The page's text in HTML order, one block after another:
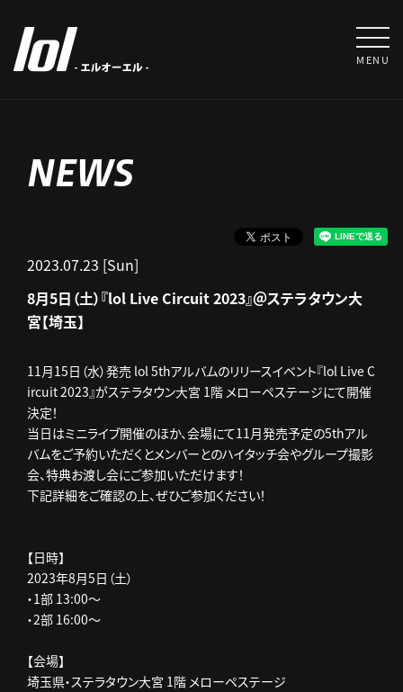
MENU
NEWS
2023.07.23 [Sun]
8月5日（土）『lol Live Circuit 2023』＠ステラタウン大
宮【埼玉】
11月15日（水）発売 lol 5thアルバムのリリースイベント『lol Live C
ircuit 2023』がステラタウン大宮 1階 メローペステージにて開催
決定！
当日はミニライブ開催のほか、会場にて11月発売予定の5thアル
バムをご予約いただくとメンバーとのハイタッチ会やグループ撮影
会、特典お渡し会にご参加いただけます！
下記詳細をご確認の上、ぜひご参加ください！
【日時】
2023年8月5日（土）
・1部 13:00～
・2部 16:00～
【会場】
埼玉県・ステラタウン大宮 1階 メローペステージ